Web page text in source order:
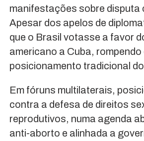
manifestações sobre disputa
Apesar dos apelos de
que o Brasil votasse a favor
americano a Cuba,
posicionamento tradicional
Em fóruns multilaterais,
contra a defesa de direitos
reprodutivos, numa agenda
anti-aborto e alinhada a